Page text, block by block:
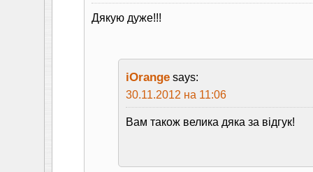
Дякую дуже!!!
iOrange says:
30.11.2012 на 11:06
Вам також велика дяка за вiдгук!